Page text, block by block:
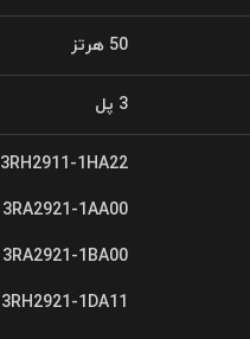
50 هرتز
3 پل
3RH2911-1HA22
3RA2921-1AA00
3RA2921-1BA00
3RH2921-1DA11